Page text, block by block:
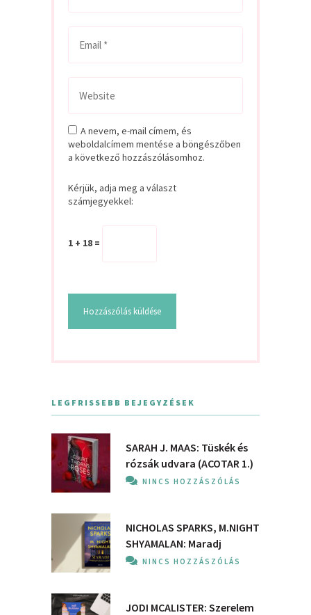
A nevem, e-mail címem, és
weboldalcímem mentése a böngészőben
a következő hozzászólásomhoz.
Kérjük, adja meg a választ
számjegyekkel:
1 + 18 =
LEGFRISSEBB BEJEGYZÉSEK
SARAH J. MAAS: Tüskék és
rózsák udvara (ACOTAR 1.)
NINCS HOZZÁSZÓLÁS
NICHOLAS SPARKS, M.NIGHT
SHYAMALAN: Maradj
NINCS HOZZÁSZÓLÁS
JODI MCALISTER: Szerelem